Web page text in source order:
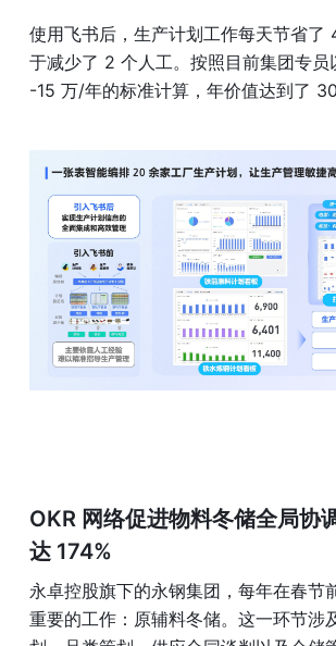
使用飞书后，生产计划工作每天节省了
于减少了 2 个人工。按照目前集团专员
-15 万/年的标准计算，年价值达到了 30
OKR 网络促进物料冬储全局协
达 174%
永卓控股旗下的永钢集团，每年在春节
重要的工作：原辅料冬储。这一环节涉